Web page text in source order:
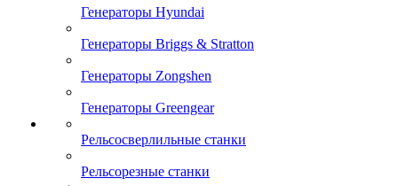
Генераторы Hyundai
Генераторы Briggs & Stratton
Генераторы Zongshen
Генераторы Greengear
Рельсосверлильные станки
Рельсорезные станки